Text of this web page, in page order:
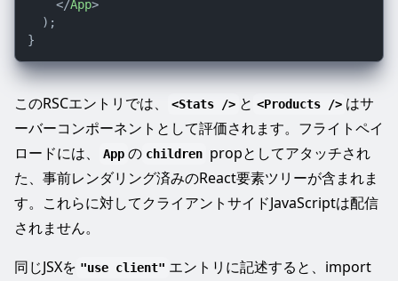
</App>
  );
このRSCエントリでは、 <Stats /> と <Products /> はサ
ーバーコンポーネントとして評価されます。フライトペイ
ロードには、
App の children propとしてアタッチされ
た、事前レンダリング済みのReact要素ツリーが含まれま
す。これらに対してクライアントサイドJavaScriptは配信
されません。
同じJSXを "use client" エントリに記述すると、import